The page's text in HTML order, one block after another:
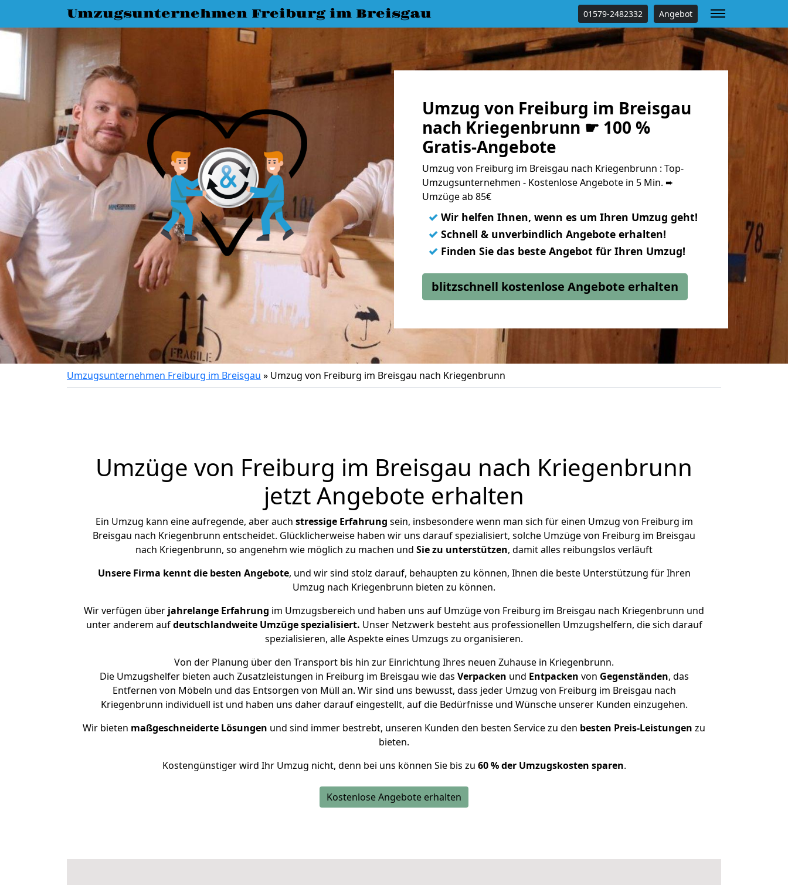
Umzugsunternehmen Freiburg im Breisgau 01579-2482332 Angebot
Umzug von Freiburg im Breisgau
nach Kriegenbrunn ☛ 100 %
Gratis-Angebote
Umzug von Freiburg im Breisgau nach Kriegenbrunn : Top-
Umzugsunternehmen - Kostenlose Angebote in 5 Min. ➨
Umzüge ab 85€
✓ Wir helfen Ihnen, wenn es um Ihren Umzug geht!
✓ Schnell & unverbindlich Angebote erhalten!
✓ Finden Sie das beste Angebot für Ihren Umzug!
blitzschnell kostenlose Angebote erhalten
Umzugsunternehmen Freiburg im Breisgau » Umzug von Freiburg im Breisgau nach Kriegenbrunn
Umzüge von Freiburg im Breisgau nach Kriegenbrunn
jetzt Angebote erhalten
Ein Umzug kann eine aufregende, aber auch stressige Erfahrung sein, insbesondere wenn man sich für einen Umzug von Freiburg im
Breisgau nach Kriegenbrunn entscheidet. Glücklicherweise haben wir uns darauf spezialisiert, solche Umzüge von Freiburg im Breisgau
nach Kriegenbrunn, so angenehm wie möglich zu machen und Sie zu unterstützen, damit alles reibungslos verläuft
Unsere Firma kennt die besten Angebote, und wir sind stolz darauf, behaupten zu können, Ihnen die beste Unterstützung für Ihren
Umzug nach Kriegenbrunn bieten zu können.
Wir verfügen über jahrelange Erfahrung im Umzugsbereich und haben uns auf Umzüge von Freiburg im Breisgau nach Kriegenbrunn und
unter anderem aufdeutschlandweite Umzüge spezialisiert. Unser Netzwerk besteht aus professionellen Umzugshelfern, die sich darauf
spezialisieren, alle Aspekte eines Umzugs zu organisieren.
Von der Planung über den Transport bis hin zur Einrichtung Ihres neuen Zuhause in Kriegenbrunn.
Die Umzugshelfer bieten auch Zusatzleistungen in Freiburg im Breisgau wie das Verpacken und Entpacken von Gegenständen, das
Entfernen von Möbeln und das Entsorgen von Müll an. Wir sind uns bewusst, dass jeder Umzug von Freiburg im Breisgau nach
Kriegenbrunn individuell ist und haben uns daher darauf eingestellt, auf die Bedürfnisse und Wünsche unserer Kunden einzugehen.
Wir bieten maßgeschneiderte Lösungen und sind immer bestrebt, unseren Kunden den besten Service zu den besten Preis-Leistungen zu
bieten.
Kostengünstiger wird Ihr Umzug nicht, denn bei uns können Sie bis zu 60 % der Umzugskosten sparen.
Kostenlose Angebote erhalten